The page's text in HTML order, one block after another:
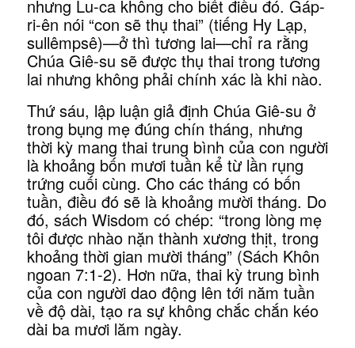
nhưng Lu-ca không cho biết điều đó. Gáp-
ri-ên nói “con sẽ thụ thai” (tiếng Hy Lạp,
sullêmpsê)—ở thì tương lai—chỉ ra rằng
Chúa Giê-su sẽ được thụ thai trong tương
lai nhưng không phải chính xác là khi nào.
Thứ sáu, lập luận giả định Chúa Giê-su ở
trong bụng mẹ đúng chín tháng, nhưng
thời kỳ mang thai trung bình của con người
là khoảng bốn mươi tuần kể từ lần rụng
trứng cuối cùng. Cho các tháng có bốn
tuần, điều đó sẽ là khoảng mười tháng. Do
đó, sách Wisdom có chép: “trong lòng mẹ
tôi được nhào nặn thành xương thịt, trong
khoảng thời gian mười tháng” (Sách Khôn
ngoan 7:1-2). Hơn nữa, thai kỳ trung bình
của con người dao động lên tới năm tuần
về độ dài, tạo ra sự không chắc chắn kéo
dài ba mươi lăm ngày.